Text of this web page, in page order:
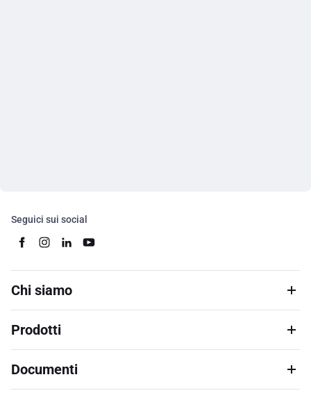
Seguici sui social
Chi siamo
Prodotti
Documenti